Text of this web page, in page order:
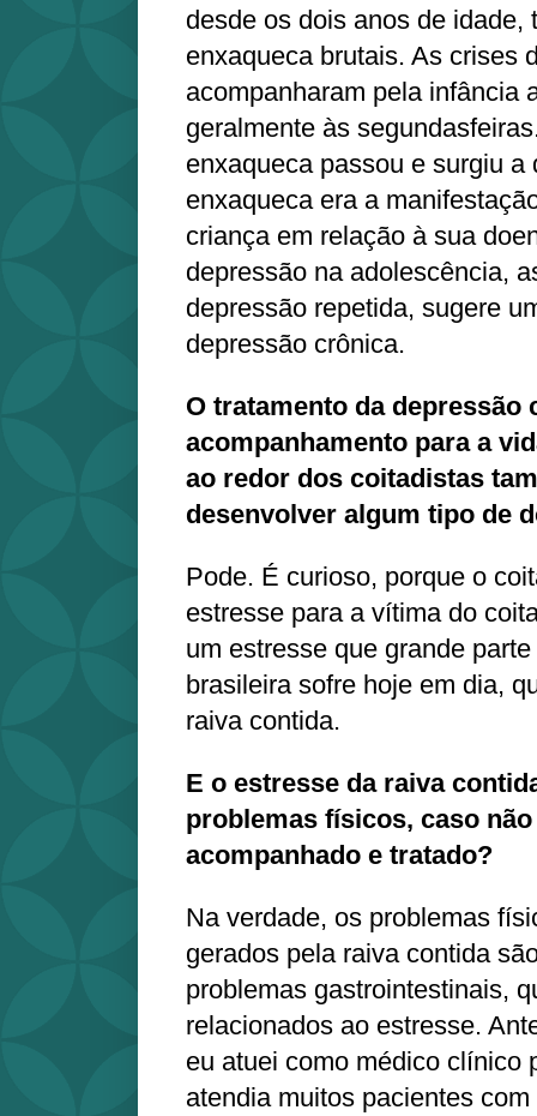
desde os dois anos de idade,
enxaqueca brutais. As crises
acompanharam pela infância
geralmente às
enxaqueca passou e surgiu a
enxaqueca era a
criança em relação à sua
depressão na adolescência,
depressão repetida, sugere
depressão crônica.
O tratamento da depressão
acompanhamento para a
ao redor dos coitadistas
desenvolver algum tipo de
Pode. É curioso, porque o
estresse para a vítima do
um estresse que grande
brasileira sofre hoje em dia,
raiva contida.
E o estresse da raiva
problemas físicos, caso
acompanhado e tratado?
Na verdade, os problemas
gerados pela raiva contida
problemas gastrointestinais,
relacionados ao estresse.
eu atuei como médico clínico
atendia muitos pacientes